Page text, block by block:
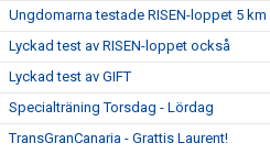
Ungdomarna testade RISEN-loppet 5 km
Lyckad test av RISEN-loppet också
Lyckad test av GIFT
Specialträning Torsdag - Lördag
TransGranCanaria - Grattis Laurent!